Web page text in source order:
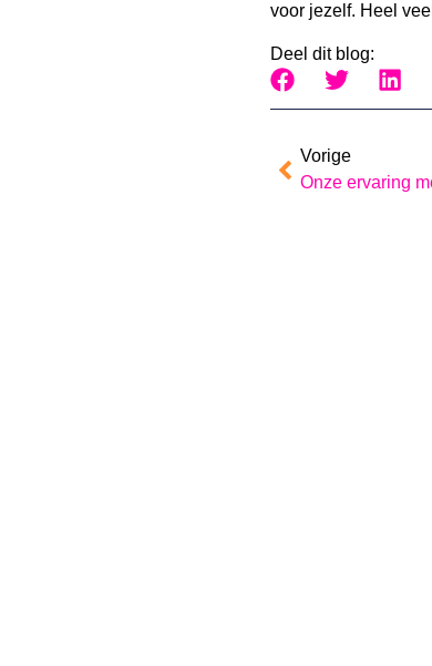
voor jezelf. Heel
Deel dit blog:
Vorige
Onze ervaring